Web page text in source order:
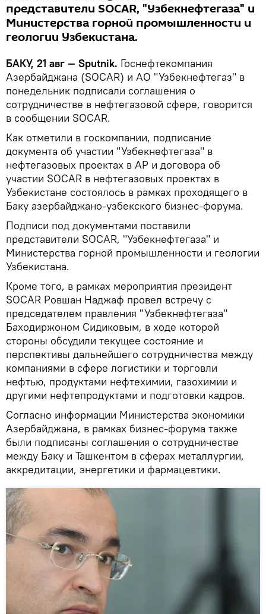
представители SOCAR, "Узбекнефтегаза" и
Министерства горной промышленности и
геологии Узбекистана.
БАКУ, 21 авг — Sputnik. Госнефтекомпания
Азербайджана (SOCAR) и АО "Узбекнефтегаз" в
понедельник подписали соглашения о
сотрудничестве в нефтегазовой сфере, говорится
в сообщении SOCAR.
Как отметили в госкомпании, подписание
документа об участии "Узбекнефтегаза" в
нефтегазовых проектах в АР и договора об
участии SOCAR в нефтегазовых проектах в
Узбекистане состоялось в рамках проходящего в
Баку азербайджано-узбекского бизнес-форума.
Подписи под документами поставили
представители SOCAR, "Узбекнефтегаза" и
Министерства горной промышленности и геологии
Узбекистана.
Кроме того, в рамках мероприятия президент
SOCAR Ровшан Наджаф провел встречу с
председателем правления "Узбекнефтегаза"
Баходиржоном Сидиковым, в ходе которой
стороны обсудили текущее состояние и
перспективы дальнейшего сотрудничества между
компаниями в сфере логистики и торговли
нефтью, продуктами нефтехимии, газохимии и
другими нефтепродуктами и подготовки кадров.
Согласно информации Министерства экономики
Азербайджана, в рамках бизнес-форума также
были подписаны соглашения о сотрудничестве
между Баку и Ташкентом в сферах металлургии,
аккредитации, энергетики и фармацевтики.